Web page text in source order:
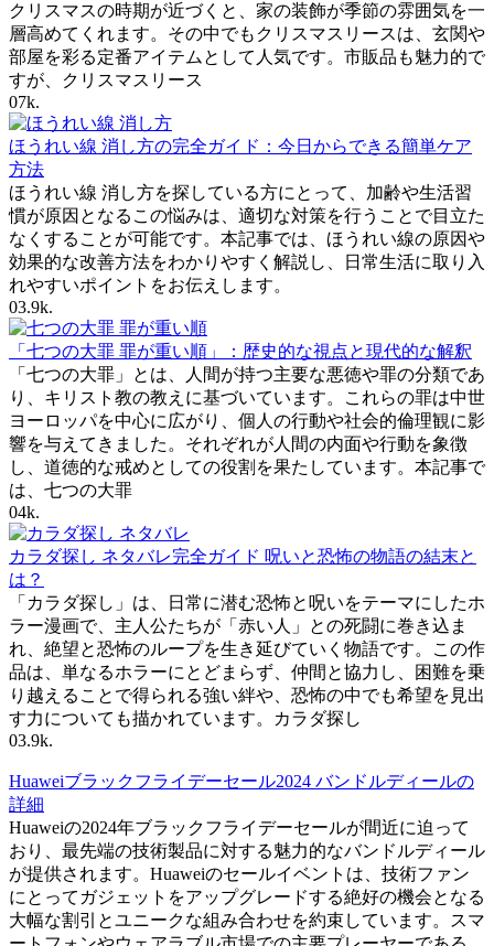
クリスマスの時期が近づくと、家の装飾が季節の雰囲気を一
層高めてくれます。その中でもクリスマスリースは、玄関や
部屋を彩る定番アイテムとして人気です。市販品も魅力的で
すが、クリスマスリース
07k.
ほうれい線 消し方の完全ガイド：今日からできる簡単ケア
方法
ほうれい線 消し方を探している方にとって、加齢や生活習
慣が原因となるこの悩みは、適切な対策を行うことで目立た
なくすることが可能です。本記事では、ほうれい線の原因や
効果的な改善方法をわかりやすく解説し、日常生活に取り入
れやすいポイントをお伝えします。
03.9k.
「七つの大罪 罪が重い順」：歴史的な視点と現代的な解釈
「七つの大罪」とは、人間が持つ主要な悪徳や罪の分類であ
り、キリスト教の教えに基づいています。これらの罪は中世
ヨーロッパを中心に広がり、個人の行動や社会的倫理観に影
響を与えてきました。それぞれが人間の内面や行動を象徴
し、道徳的な戒めとしての役割を果たしています。本記事で
は、七つの大罪
04k.
カラダ探し ネタバレ完全ガイド 呪いと恐怖の物語の結末と
は？
「カラダ探し」は、日常に潜む恐怖と呪いをテーマにしたホ
ラー漫画で、主人公たちが「赤い人」との死闘に巻き込ま
れ、絶望と恐怖のループを生き延びていく物語です。この作
品は、単なるホラーにとどまらず、仲間と協力し、困難を乗
り越えることで得られる強い絆や、恐怖の中でも希望を見出
す力についても描かれています。カラダ探し
03.9k.
Huaweiブラックフライデーセール2024 バンドルディールの
詳細
Huaweiの2024年ブラックフライデーセールが間近に迫って
おり、最先端の技術製品に対する魅力的なバンドルディール
が提供されます。Huaweiのセールイベントは、技術ファン
にとってガジェットをアップグレードする絶好の機会となる
大幅な割引とユニークな組み合わせを約束しています。スマ